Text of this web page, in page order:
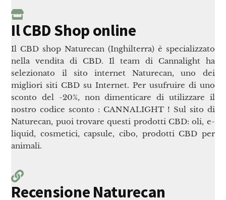
Il CBD Shop online
Il CBD shop Naturecan (Inghilterra) è specializzato
nella vendita di CBD. Il team di Cannalight ha
selezionato il sito internet Naturecan, uno dei
migliori siti CBD su Internet. Per usufruire di uno
sconto del -20%, non dimenticare di utilizzare il
nostro codice sconto : CANNALIGHT ! Sul sito di
Naturecan, puoi trovare questi prodotti CBD: oli, e-
liquid, cosmetici, capsule, cibo, prodotti CBD per
animali.
Recensione Naturecan